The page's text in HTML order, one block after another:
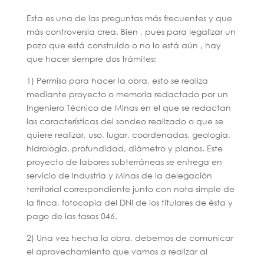
Esta es una de las preguntas más frecuentes y que
más controversia crea. Bien , pues para legalizar un
pozo que está construido o no lo está aún , hay
que hacer siempre dos trámites:
1) Permiso para hacer la obra, esto se realiza
mediante proyecto o memoria redactado por un
Ingeniero Técnico de Minas en el que se redactan
las características del sondeo realizado o que se
quiere realizar, uso, lugar, coordenadas, geología,
hidrologia, profundidad, diámetro y planos. Este
proyecto de labores subterráneas se entrega en
servicio de Industria y Minas de la delegación
territorial correspondiente junto con nota simple de
la finca, fotocopia del DNI de los titulares de ésta y
pago de las tasas 046.
2) Una vez hecha la obra, debemos de comunicar
el aprovechamiento que vamos a realizar al